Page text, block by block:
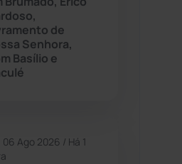
(430)
de
Senhora,
Basílio e
06 Ago 2026 / Há 1